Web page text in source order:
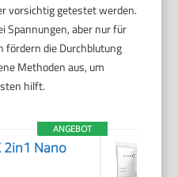
vorsichtig getestet werden.
Spannungen, aber nur für
fördern die Durchblutung
Methoden aus, um
hilft.
ANGEBOT
2in1 Nano